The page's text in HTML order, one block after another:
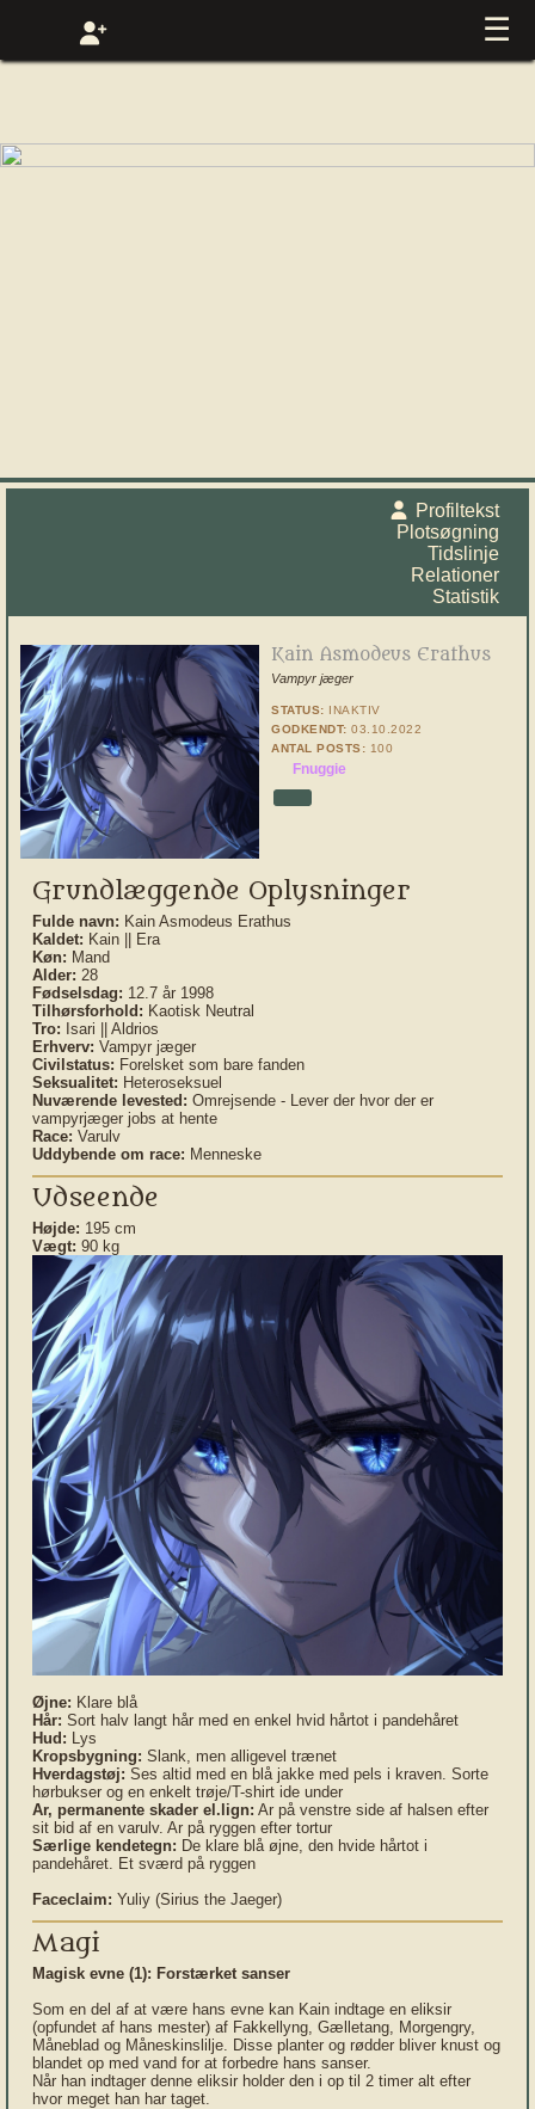
☰
Profiltekst
Plotsøgning
Tidslinje
Relationer
Statistik
Kain Asmodeus Erathus
Vampyr jæger
STATUS: INAKTIV
GODKENDT: 03.10.2022
ANTAL POSTS: 100
Fnuggie
Grundlæggende Oplysninger
Fulde navn: Kain Asmodeus Erathus
Kaldet: Kain || Era
Køn: Mand
Alder: 28
Fødselsdag: 12.7 år 1998
Tilhørsforhold: Kaotisk Neutral
Tro: Isari || Aldrios
Erhverv: Vampyr jæger
Civilstatus: Forelsket som bare fanden
Seksualitet: Heteroseksuel
Nuværende levested: Omrejsende - Lever der hvor der er
vampyrjæger jobs at hente
Race: Varulv
Uddybende om race: Menneske
Udseende
Højde: 195 cm
Vægt: 90 kg
Øjne: Klare blå
Hår: Sort halv langt hår med en enkel hvid hårtot i pandehåret
Hud: Lys
Kropsbygning: Slank, men alligevel trænet
Hverdagstøj: Ses altid med en blå jakke med pels i kraven. Sorte
hørbukser og en enkelt trøje/T-shirt ide under
Ar, permanente skader el.lign: Ar på venstre side af halsen efter
sit bid af en varulv. Ar på ryggen efter tortur
Særlige kendetegn: De klare blå øjne, den hvide hårtot i
pandehåret. Et sværd på ryggen
Faceclaim: Yuliy (Sirius the Jaeger)
Magi
Magisk evne (1): Forstærket sanser
Som en del af at være hans evne kan Kain indtage en eliksir
(opfundet af hans mester) af Fakkellyng, Gælletang, Morgengry,
Måneblad og Måneskinslilje. Disse planter og rødder bliver knust og
blandet op med vand for at forbedre hans sanser.
Når han indtager denne eliksir holder den i op til 2 timer alt efter
hvor meget han har taget.